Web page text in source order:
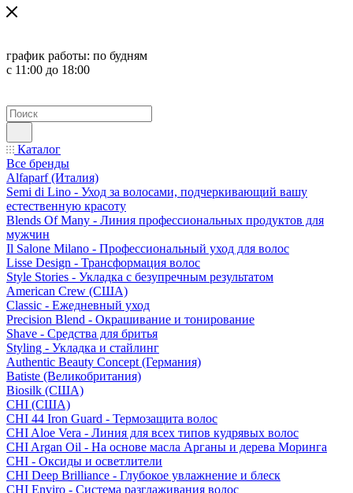
график работы: по будням
с 11:00 до 18:00
Каталог
Все бренды
Alfaparf (Италия)
Semi di Lino - Уход за волосами, подчеркивающий вашу
естественную красоту
Blends Of Many - Линия профессиональных продуктов для
мужчин
Il Salone Milano - Профессиональный уход для волос
Lisse Design - Трансформация волос
Style Stories - Укладка с безупречным результатом
American Crew (США)
Classic - Ежедневный уход
Precision Blend - Окрашивание и тонирование
Shave - Средства для бритья
Styling - Укладка и стайлинг
Authentic Beauty Concept (Германия)
Batiste (Великобритания)
Biosilk (США)
CHI (США)
CHI 44 Iron Guard - Термозащита волос
CHI Aloe Vera - Линия для всех типов кудрявых волос
CHI Argan Oil - На основе масла Арганы и дерева Моринга
CHI - Оксиды и осветлители
CHI Deep Brilliance - Глубокое увлажнение и блеск
CHI Enviro - Система разглаживания волос